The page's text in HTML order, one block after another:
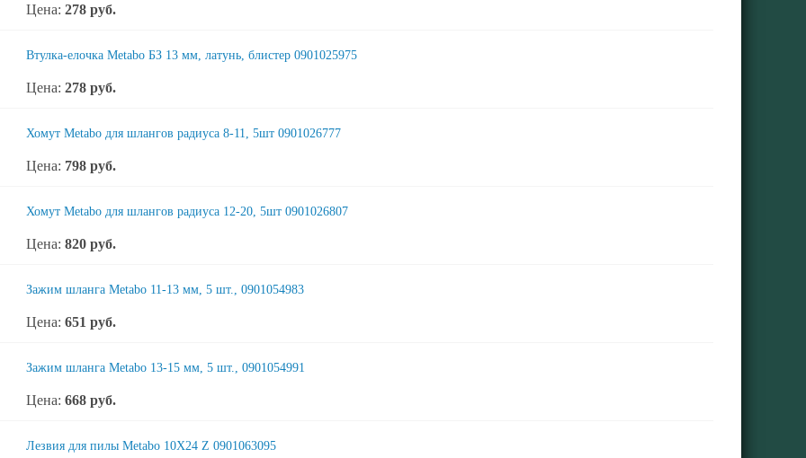
Цена: 278 руб.
Втулка-елочка Metabo БЗ 13 мм, латунь, блистер 0901025975
Цена: 278 руб.
Хомут Metabo для шлангов радиуса 8-11, 5шт 0901026777
Цена: 798 руб.
Хомут Metabo для шлангов радиуса 12-20, 5шт 0901026807
Цена: 820 руб.
Зажим шланга Metabo 11-13 мм, 5 шт., 0901054983
Цена: 651 руб.
Зажим шланга Metabo 13-15 мм, 5 шт., 0901054991
Цена: 668 руб.
Лезвия для пилы Metabo 10X24 Z 0901063095